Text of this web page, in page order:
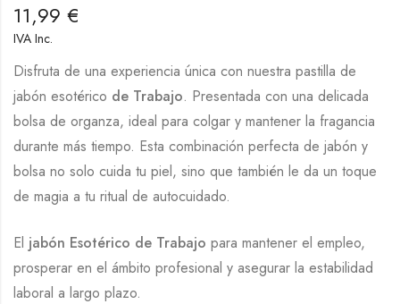
11,99 €
IVA Inc.
Disfruta de una experiencia única con nuestra pastilla de
jabón esotérico de Trabajo. Presentada con una delicada
bolsa de organza, ideal para colgar y mantener la fragancia
durante más tiempo. Esta combinación perfecta de jabón y
bolsa no solo cuida tu piel, sino que también le da un toque
de magia a tu ritual de autocuidado.
El jabón Esotérico de Trabajo para mantener el empleo,
prosperar en el ámbito profesional y asegurar la estabilidad
laboral a largo plazo.